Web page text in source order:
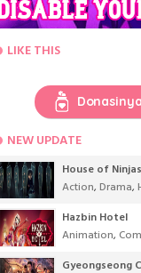
LIKE THIS
NEW UPDATE
House of Ninjas
Action, Drama,
Hazbin Hotel
Animation,
Gyeongseong